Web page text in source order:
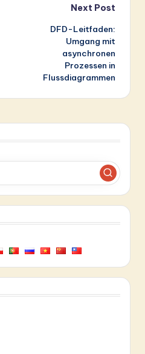
Next Post
DFD-Leitfaden:
Umgang mit
asynchronen
Prozessen in
Flussdiagrammen